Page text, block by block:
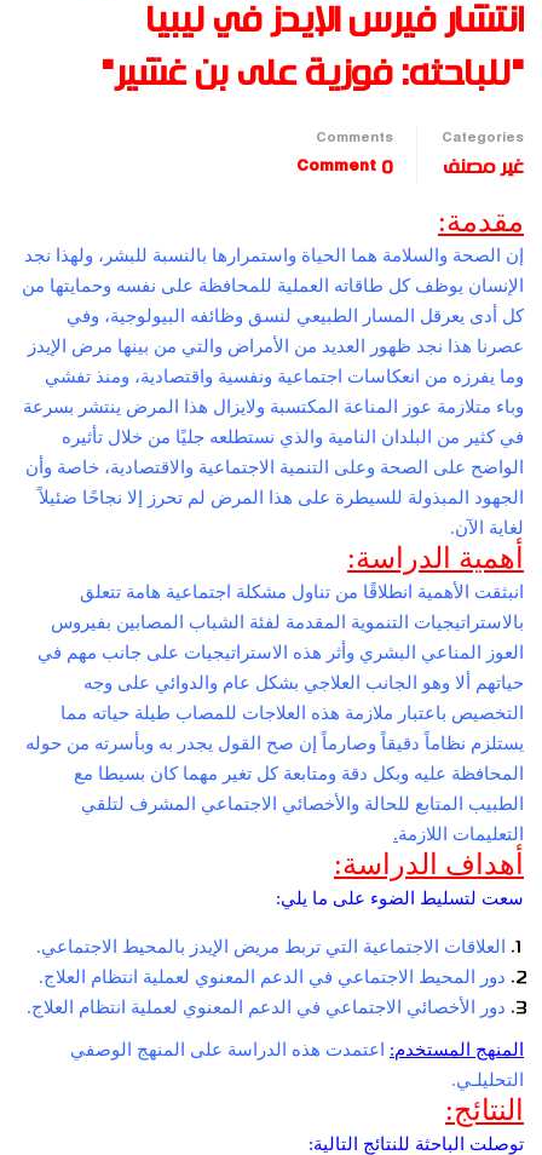
انتشار فيرس الإيدز في ليبيا
"للباحثه: فوزية على بن غشير"
Categories
غير مصنف
Comments
0 Comment
مقدمة:
إن الصحة والسلامة هما الحياة واستمرارها بالنسبة للبشر، ولهذا نجد
الإنسان يوظف كل طاقاته العملية للمحافظة على نفسه وحمايتها من
كل أدى يعرقل المسار الطبيعي لنسق وظائفه البيولوجية، وفي
عصرنا هذا نجد ظهور العديد من الأمراض والتي من بينها مرض الإيدز
وما يفرزه من انعكاسات اجتماعية ونفسية واقتصادية، ومنذ تفشي
وباء متلازمة عوز المناعة المكتسبة ولايزال هذا المرض ينتشر بسرعة
في كثير من البلدان النامية والذي نستطلعه جليًا من خلال تأثيره
الواضح على الصحة وعلى التنمية الاجتماعية والاقتصادية، خاصة وأن
الجهود المبذولة للسيطرة على هذا المرض لم تحرز إلا نجاحًا ضئيلاً
لغاية الآن.
أهمية الدراسة:
انبثقت الأهمية انطلاقًا من تناول مشكلة اجتماعية هامة تتعلق
بالاستراتيجيات التنموية المقدمة لفئة الشباب المصابين بفيروس
العوز المناعي البشري وأثر هذه الاستراتيجيات على جانب مهم في
حياتهم ألا وهو الجانب العلاجي بشكل عام والدوائي على وجه
التخصيص باعتبار ملازمة هذه العلاجات للمصاب طيلة حياته مما
يستلزم نظاماً دقيقاً وصارماً إن صح القول يجدر به وبأسرته من حوله
المحافظة عليه وبكل دقة ومتابعة كل تغير مهما كان بسيطا مع
الطبيب المتابع للحالة والأخصائي الاجتماعي المشرف لتلقي
التعليمات اللازمة.
أهداف الدراسة:
سعت لتسليط الضوء على ما يلي:
العلاقات الاجتماعية التي تربط مريض الإيدز بالمحيط الاجتماعي.
دور المحيط الاجتماعي في الدعم المعنوي لعملية انتظام العلاج.
دور الأخصائي الاجتماعي في الدعم المعنوي لعملية انتظام العلاج.
المنهج المستخدم: اعتمدت هذه الدراسة على المنهج الوصفي
التحليلـي.
النتائج:
توصلت الباحثة للنتائج التالية: